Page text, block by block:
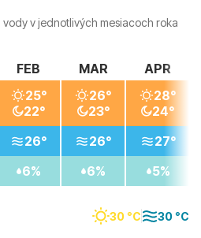
v jednotlivých mesiacoch roka
30 °C 30 °C
FEB
25°
22°
26°
6%
MAR
26°
23°
26°
6%
APR
28°
24°
27°
5%